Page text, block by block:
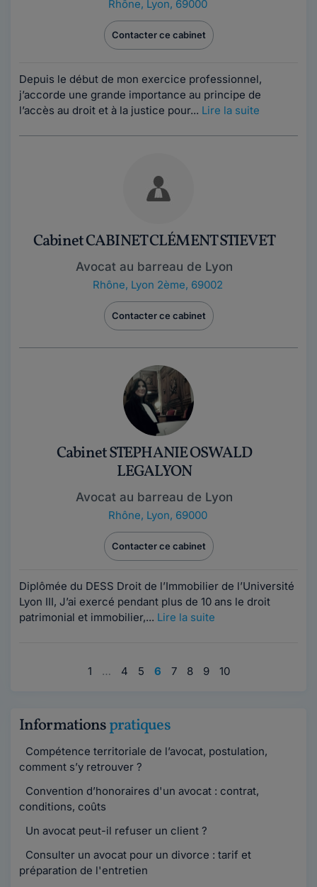
Rhône, Lyon, 69000
Contacter ce cabinet
Depuis le début de mon exercice professionnel,
j’accorde une grande importance au principe de
l’accès au droit et à la justice pour... Lire la suite
Cabinet CABINET CLÉMENT STIEVET
Avocat au barreau de Lyon
Rhône, Lyon 2ème, 69002
Contacter ce cabinet
Cabinet STEPHANIE OSWALD
LEGALYON
Avocat au barreau de Lyon
Rhône, Lyon, 69000
Contacter ce cabinet
Diplômée du DESS Droit de l’Immobilier de l’Université
Lyon III, J’ai exercé pendant plus de 10 ans le droit
patrimonial et immobilier,... Lire la suite
1 … 4 5 6 7 8 9 10
Informationspratiques
Compétence territoriale de l’avocat, postulation,
comment s’y retrouver ?
Convention d’honoraires d'un avocat : contrat,
conditions, coûts
Un avocat peut-il refuser un client ?
Consulter un avocat pour un divorce : tarif et
préparation de l'entretien